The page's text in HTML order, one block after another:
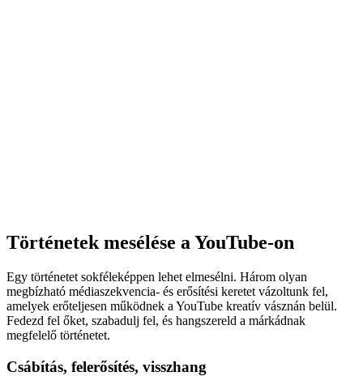
Történetek mesélése a YouTube-on
Egy történetet sokféleképpen lehet elmesélni. Három olyan
megbízható médiaszekvencia- és erősítési keretet vázoltunk fel,
amelyek erőteljesen működnek a YouTube kreatív vásznán belül.
Fedezd fel őket, szabadulj fel, és hangszereld a márkádnak
megfelelő történetet.
Csábítás, felerősítés, visszhang